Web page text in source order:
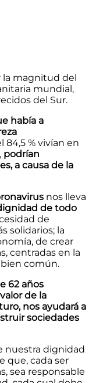
la magnitud del
mundial,
del Sur.
había a
84,5 % vivían en
podrían
a causa de la
nos lleva
de todo
de
solidarios; la
de crear
centradas en la
común.
62 años
de la
nos ayudará a
sociedades
nuestra dignidad
que, cada ser
sea responsable